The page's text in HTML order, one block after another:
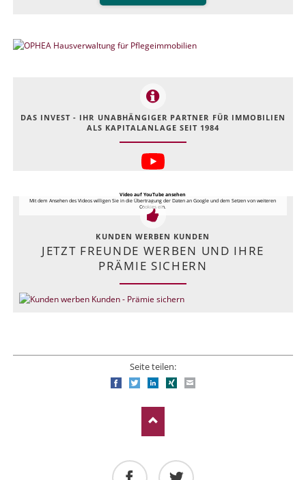
DAS INVEST - IHR UNABHÄNGIGER PARTNER FÜR IMMOBILIEN
ALS KAPITALANLAGE SEIT 1984
Video auf YouTube ansehen
Mit dem Ansehen des Videos willigen Sie in die Übertragung der Daten an Google und dem Setzen von weiteren
Cookies ein.
KUNDEN WERBEN KUNDEN
JETZT FREUNDE WERBEN UND IHRE
PRÄMIE SICHERN
Seite teilen:
FacebookTwitterLinkedIn
Xing